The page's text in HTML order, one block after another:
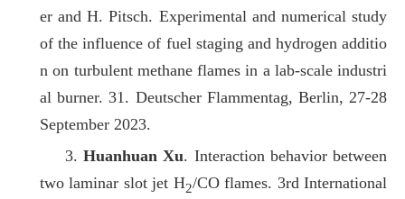
er and H. Pitsch. Experimental and numerical study
of the influence of fuel staging and hydrogen additio
n on turbulent methane flames in a lab-scale industri
al burner. 31. Deutscher Flammentag, Berlin, 27-28
September 2023.
3.Huanhuan Xu. Interaction behavior between
two laminar slot jet H2/CO flames. 3rd International